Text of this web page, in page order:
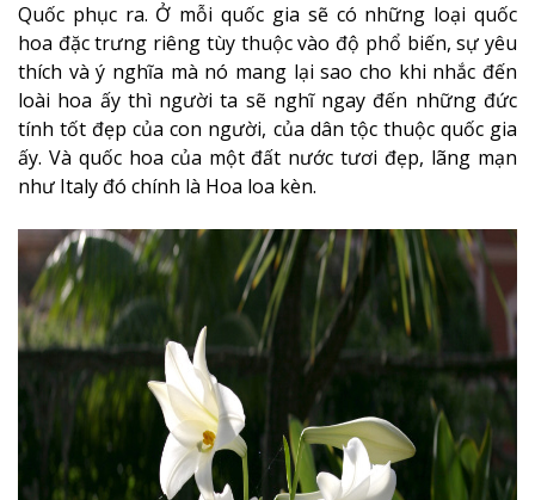
Quốc phục ra. Ở mỗi quốc gia sẽ có những loại quốc
hoa đặc trưng riêng tùy thuộc vào độ phổ biến, sự yêu
thích và ý nghĩa mà nó mang lại sao cho khi nhắc đến
loài hoa ấy thì người ta sẽ nghĩ ngay đến những đức
tính tốt đẹp của con người, của dân tộc thuộc quốc gia
ấy. Và quốc hoa của một đất nước tươi đẹp, lãng mạn
như Italy đó chính là Hoa loa kèn.